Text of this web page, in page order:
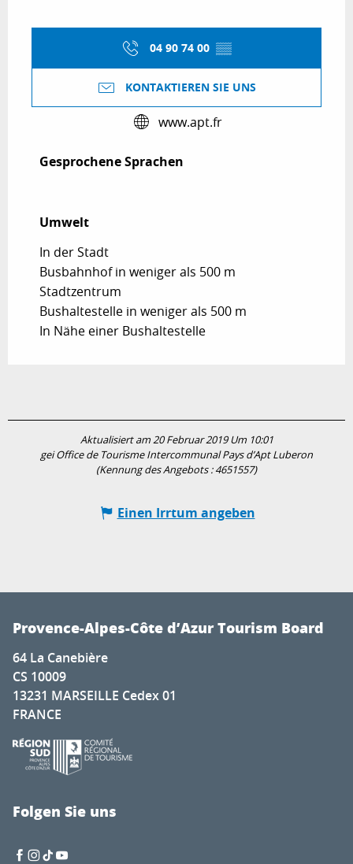
04 90 74 00 ▒▒
KONTAKTIEREN SIE UNS
www.apt.fr
Gesprochene Sprachen
Gesprochene Sprachen
Umwelt
Umwelt
In der Stadt
Busbahnhof in weniger als 500 m
Stadtzentrum
Bushaltestelle in weniger als 500 m
In Nähe einer Bushaltestelle
Aktualisiert am 20 Februar 2019 Um 10:01
gei Office de Tourisme Intercommunal Pays d’Apt Luberon
(Kennung des Angebots :4651557)
Einen Irrtum angeben
Provence-Alpes-Côte d’Azur Tourism Board
64 La Canebière
CS 10009
13231 MARSEILLE Cedex 01
FRANCE
Folgen Sie uns